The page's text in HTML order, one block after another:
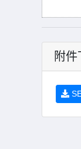
附件